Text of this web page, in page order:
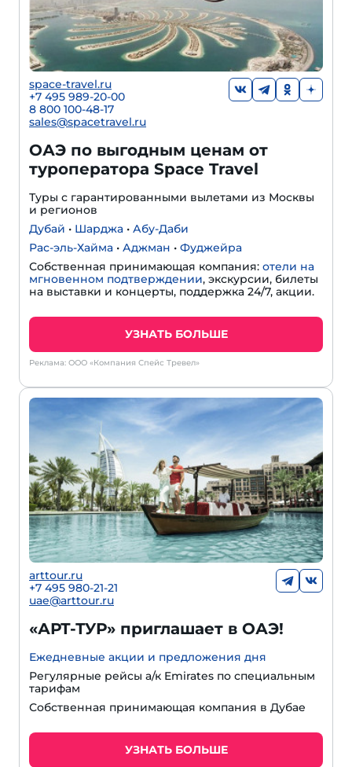
space-travel.ru
+7 495 989-20-00
8 800 100-48-17
sales@spacetravel.ru
ОАЭ по выгодным ценам от
туроператора Space Travel
Туры с гарантированными вылетами из Москвы
и регионов
Дубай • Шарджа • Абу-Даби
Рас-эль-Хайма • Аджман • Фуджейра
Собственная принимающая компания: отели на
мгновенном подтверждении, экскурсии, билеты
на выставки и концерты, поддержка 24/7, акции.
УЗНАТЬ БОЛЬШЕ
Реклама: ООО «Компания Спейс Тревел»
arttour.ru
+7 495 980-21-21
uae@arttour.ru
«АРТ-ТУР» приглашает в ОАЭ!
Ежедневные акции и предложения дня
Регулярные рейсы а/к Emirates по специальным
тарифам
Собственная принимающая компания в Дубае
УЗНАТЬ БОЛЬШЕ